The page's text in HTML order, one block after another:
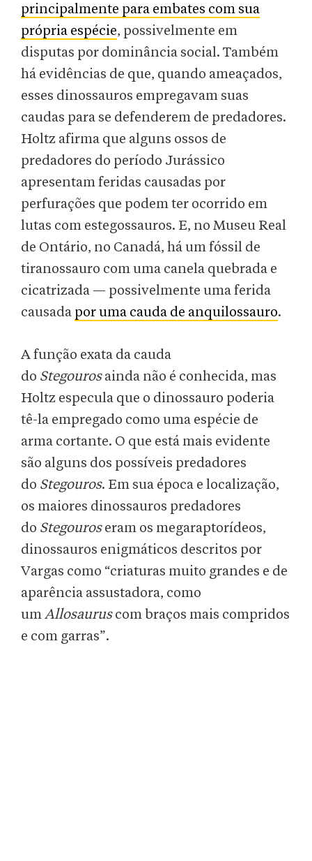
principalmente para embates com sua
própria espécie, possivelmente em
disputas por dominância social. Também
há evidências de que, quando ameaçados,
esses dinossauros empregavam suas
caudas para se defenderem de predadores.
Holtz afirma que alguns ossos de
predadores do período Jurássico
apresentam feridas causadas por
perfurações que podem ter ocorrido em
lutas com estegossauros. E, no Museu Real
de Ontário, no Canadá, há um fóssil de
tiranossauro com uma canela quebrada e
cicatrizada — possivelmente uma ferida
causada por uma cauda de anquilossauro.
A função exata da cauda
do Stegourosainda não é conhecida, mas
Holtz especula que o dinossauro poderia
tê-la empregado como uma espécie de
arma cortante. O que está mais evidente
são alguns dos possíveis predadores
do Stegouros. Em sua época e localização,
os maiores dinossauros predadores
do Stegouroseram os megaraptorídeos,
dinossauros enigmáticos descritos por
Vargas como “criaturas muito grandes e de
aparência assustadora, como
umAllosauruscom braços mais compridos
e com garras”.